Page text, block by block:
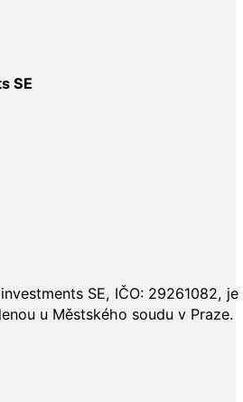
SE
SE, IČO: 29261082,
u Městského soudu v Praze.